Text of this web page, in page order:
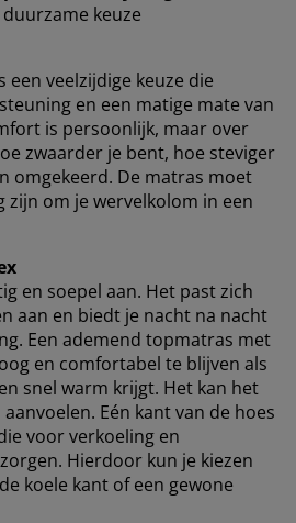
keuze
een veelzijdige keuze die
en een matige mate van
is persoonlijk, maar over
zwaarder je bent, hoe steviger
omgekeerd. De matras moet
zijn om je wervelkolom in een
en soepel aan. Het past zich
aan en biedt je nacht na nacht
Een ademend topmatras met
en comfortabel te blijven als
snel warm krijgt. Het kan het
Eén kant van de hoes
voor verkoeling en
Hierdoor kun je kiezen
koele kant of een gewone
accepteert, delen we je
(zoals
gepersonaliseerde en
meer lezen over de
en je toestemming op elk
het cookie-icoontje te
te klikken, ga je
Lees meer over
van